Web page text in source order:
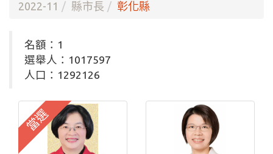
2022-11 縣市長 彰化縣
名額：1
選舉人：1017597
人口：1292126
當選